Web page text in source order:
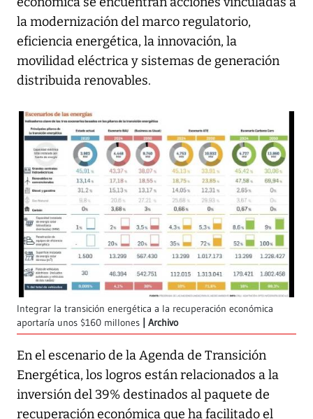
la modernización del marco regulatorio,
eficiencia energética, la innovación, la
movilidad eléctrica y sistemas de generación
distribuida renovables.
Integrar la transición energética a la recuperación económica
aportaría unos $160 millones
Archivo
En el escenario de la Agenda de Transición
Energética, los logros están relacionados a la
inversión del 39% destinados al paquete de
recuperación económica que ha facilitado el